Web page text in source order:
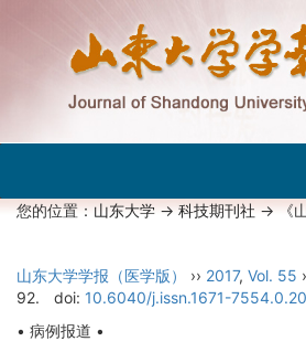
您的位置：山东大学->科技期刊社-> 《
山东大学学报（医学版） ›› 2017, Vol. 55
92.
doi: 10.6040/j.issn.1671-
• 病例报道 •